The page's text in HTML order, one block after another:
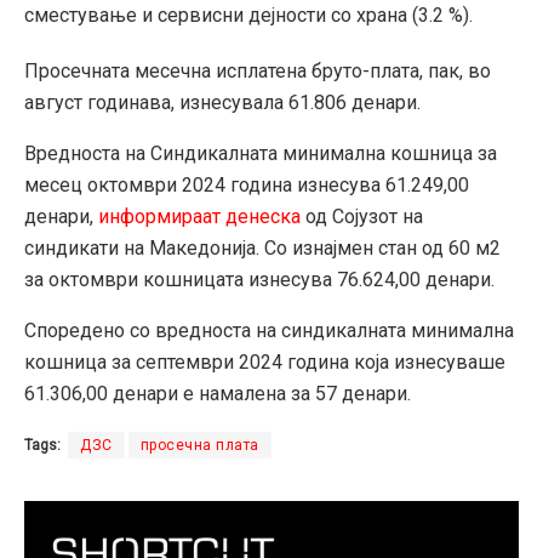
сместување и сервисни дејности со храна (3.2 %).
Просечната месечна исплатена бруто-плата, пак, во
август годинава, изнесувала 61.806 денари.
Вредноста на Синдикалната минимална кошница за
месец октомври 2024 година изнесува 61.249,00
денари, информираат денеска од Сојузот на
синдикати на Македонија. Со изнајмен стан од 60 м2
за октомври кошницата изнесува 76.624,00 денари.
Споредено со вредноста на синдикалната минимална
кошница за септември 2024 година која изнесуваше
61.306,00 денари е намалена за 57 денари.
Tags: ДЗС просечна плата